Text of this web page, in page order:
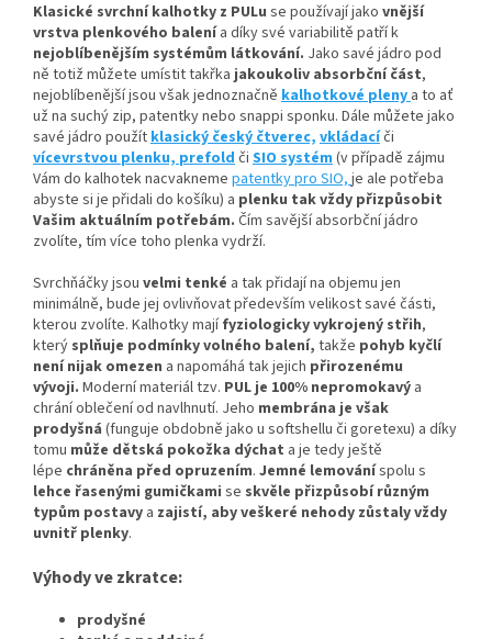
Klasické svrchní kalhotky z PULu se používají jako vnější
vrstva plenkového balenía díky své variabilitě patří k
nejoblíbenějším systémům látkování. Jako savé jádro pod
ně totiž můžete umístittakřkajakoukoliv absorbčníčást,
nejoblíbenější jsou však jednoznačně kalhotkové pleny a to ať
už na suchý zip, patentky nebo snappi sponku. Dále můžete jako
savé jádro použítklasický český čtverec, vkládacíči
vícevrstvou plenku,prefoldči SIO systém(v případě zájmu
Vám do kalhotek nacvakneme patentky pro SIO,je ale potřeba
abyste si je přidali do košíku) a plenku tak vždy přizpůsobit
Vašim aktuálním potřebám. Čím savější absorbční jádro
zvolíte, tím více toho plenka vydrží.
Svrchňáčky jsou velmi tenké a tak přidají na objemu jen
minimálně, bude jej ovlivňovat především velikost savé části,
kterou zvolíte. Kalhotky majífyziologicky vykrojený střih,
který splňuje podmínky volného balení, takže pohyb kyčlí
není nijak omezen a napomáhá tak jejich přirozenému
vývoji. Moderní materiál tzv. PUL je 100% nepromokavý a
chrání oblečení od navlhnutí. Jeho membrána je však
prodyšná (funguje obdobně jako u softshellu či goretexu) a díky
tomu může dětská pokožka dýchat a je tedy ještě
lépe chráněna před opruzením. Jemné lemováníspolu s
lehce řasenými gumičkami se skvěle přizpůsobí různým
typům postavy a zajistí, aby veškeré nehody zůstaly vždy
uvnitř plenky.
Výhody ve zkratce:
prodyšné